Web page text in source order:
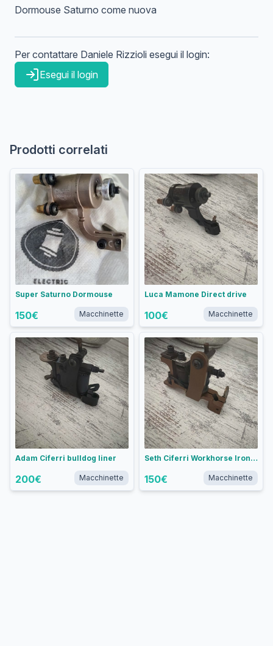
Dormouse Saturno come nuova
Per contattare Daniele Rizzioli esegui il login:
Esegui il login
Prodotti correlati
Super Saturno Dormouse
150€ Macchinette
Luca Mamone Direct drive
100€ Macchinette
Adam Ciferri bulldog liner
200€ Macchinette
Seth Ciferri Workhorse Irons Weiner Dog liner
150€ Macchinette